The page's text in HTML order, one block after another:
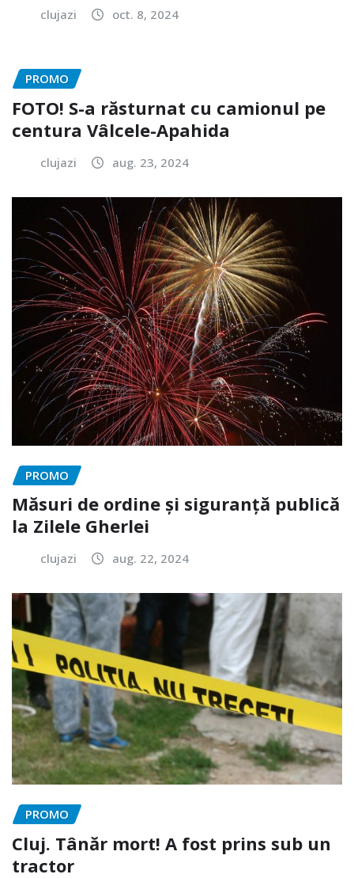
clujazi oct. 8, 2024
PROMO
FOTO! S-a răsturnat cu camionul pe
centura Vâlcele-Apahida
clujazi aug. 23, 2024
PROMO
Măsuri de ordine și siguranță publică
la Zilele Gherlei
clujazi aug. 22, 2024
PROMO
Cluj. Tânăr mort! A fost prins sub un
tractor